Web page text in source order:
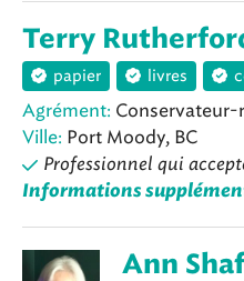
Terry
papier livres
Agrément:
Ville: Port Moody, BC
Professionnel qui
Informations
Ann